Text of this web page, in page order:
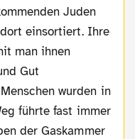
Juden
einsortiert. Ihre
man ihnen
Gut
wurden in
führte fast immer
der Gaskammer